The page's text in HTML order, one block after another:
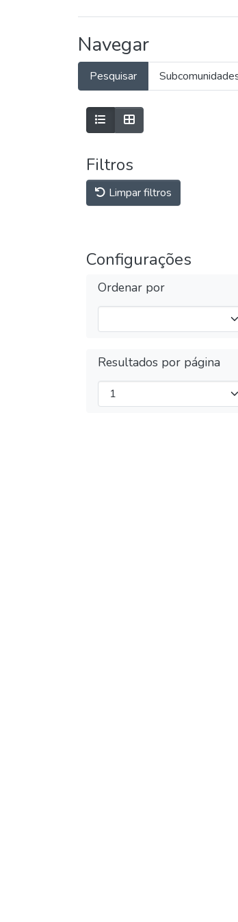
Navegar
Pesquisar
Filtros
Limpar filtros
Configurações
Ordenar por
Resultados por página